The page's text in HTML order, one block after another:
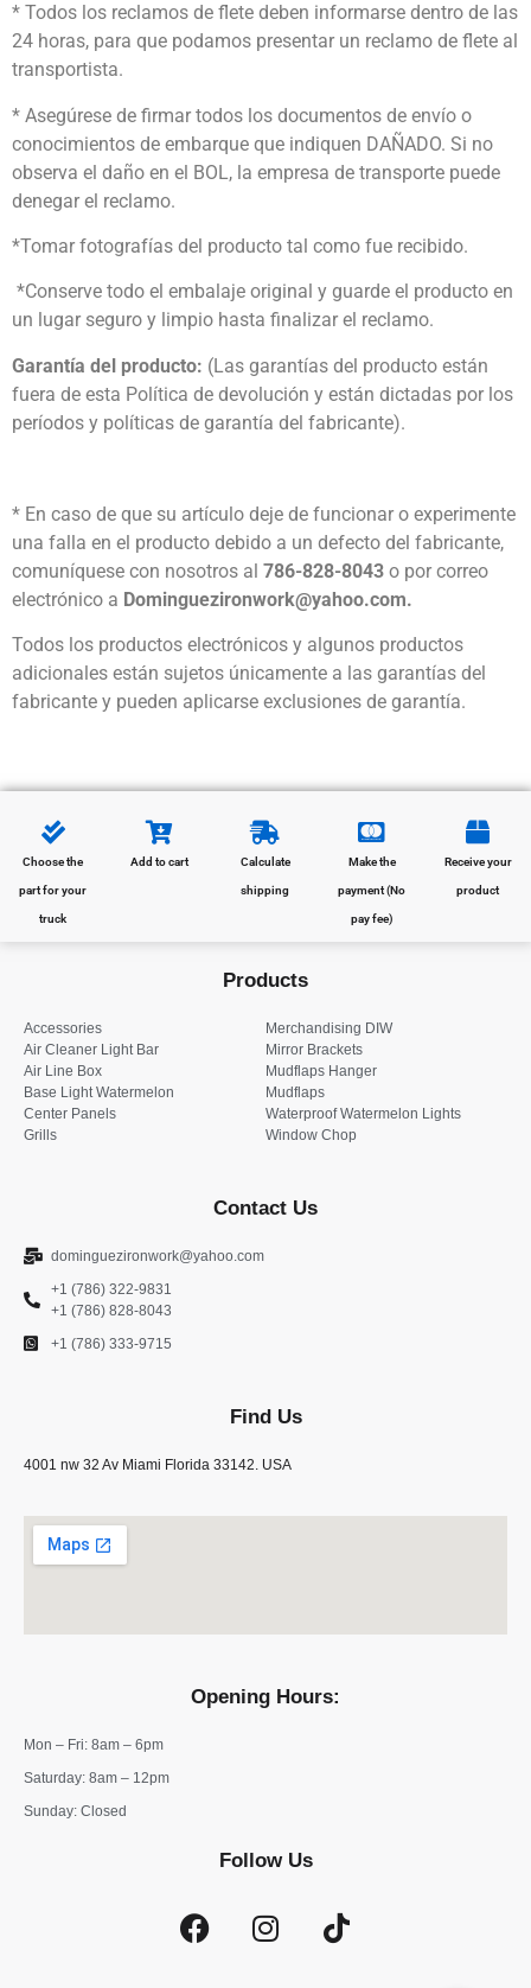
* Todos los reclamos de flete deben informarse dentro de las
24 horas, para que podamos presentar un reclamo de flete al
transportista.
* Asegúrese de firmar todos los documentos de envío o
conocimientos de embarque que indiquen DAÑADO. Si no
observa el daño en el BOL, la empresa de transporte puede
denegar el reclamo.
*Tomar fotografías del producto tal como fue recibido.
*Conserve todo el embalaje original y guarde el producto en
un lugar seguro y limpio hasta finalizar el reclamo.
Garantía del producto: (Las garantías del producto están
fuera de esta Política de devolución y están dictadas por los
períodos y políticas de garantía del fabricante).
* En caso de que su artículo deje de funcionar o experimente
una falla en el producto debido a un defecto del fabricante,
comuníquese con nosotros al 786-828-8043 o por correo
electrónico a Dominguezironwork@yahoo.com.
Todos los productos electrónicos y algunos productos
adicionales están sujetos únicamente a las garantías del
fabricante y pueden aplicarse exclusiones de garantía.
Choose the
part for your
truck
Add to cart Calculate
shipping
Make the
payment (No
pay fee)
Receive your
product
Products
Accessories
Air Cleaner Light Bar
Air Line Box
Base Light Watermelon
Center Panels
Grills
Merchandising DIW
Mirror Brackets
Mudflaps Hanger
Mudflaps
Waterproof Watermelon Lights
Window Chop
Contact Us
dominguezironwork@yahoo.com
+1 (786) 322-9831
+1 (786) 828-8043
+1 (786) 333-9715
Find Us
4001 nw 32 Av Miami Florida 33142. USA
Opening Hours:
Mon – Fri: 8am – 6pm
​​Saturday: 8am – 12pm
​Sunday: Closed
Follow Us